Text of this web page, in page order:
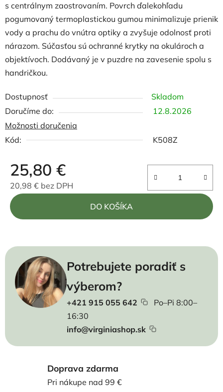
s centrálnym zaostrovaním. Povrch ďalekohľadu
pogumovaný termoplastickou gumou minimalizuje prienik
vody a prachu do vnútra optiky a zvyšuje odolnosť proti
nárazom. Súčasťou sú ochranné krytky na okulároch a
objektívoch. Dodávaný je v puzdre na zavesenie spolu s
handričkou.
Dostupnosť
Skladom
12.8.2026
Možnosti doručenia
Kód:
K508Z
25,80 €
20,98 € bez DPH
Jednotková cena:
DO KOŠÍKA
Potrebujete poradiť s
výberom?
+421 915 055 642
Po–Pi 8:00–
16:30
info@virginiashop.sk
Doprava zdarma
Pri nákupe nad 99 €